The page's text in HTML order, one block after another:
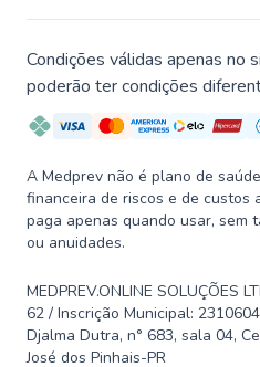
Condições válidas apenas no
poderão ter condições
A Medprev não é plano de
financeira de riscos e de custos
paga apenas quando usar, sem
ou anuidades.
MEDPREV.ONLINE SOLUÇÕES
62 / Inscrição Municipal:
Djalma Dutra, n° 683, sala 04,
José dos Pinhais-PR